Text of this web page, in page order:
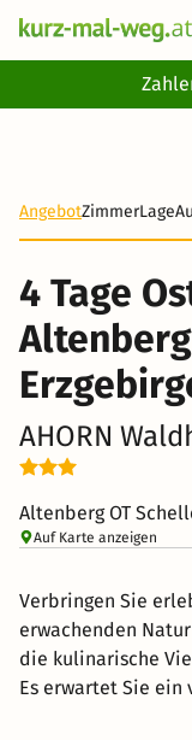
AngebotZimmerLage
4 Tage
AHORN
Altenberg OT
Auf Karte anzeigen
Verbringen Sie
erwachenden
die kulinarische
Es erwartet Sie ein